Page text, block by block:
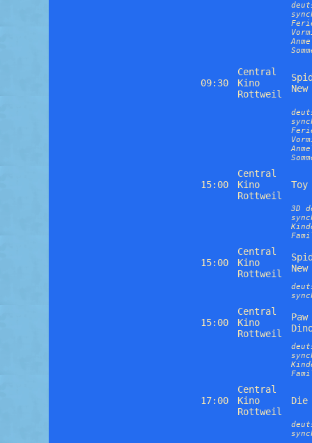
09:30
Central
Kino
Rottweil
15:00
Central
Kino
Rottweil
3D
15:00
Central
Kino
Rottweil
15:00
Central
Kino
Rottweil
17:00
Central
Kino
Rottweil
Die